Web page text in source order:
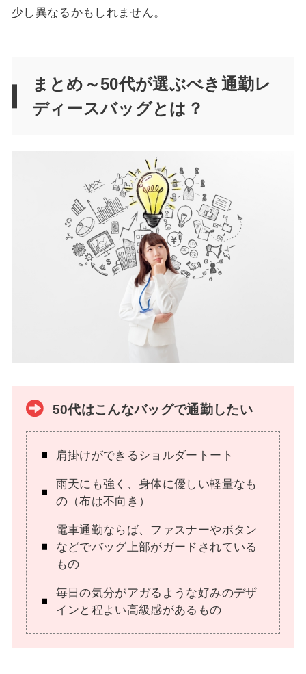
少し異なるかもしれません。
まとめ～50代が選ぶべき通勤レ
ディースバッグとは？
50代はこんなバッグで通勤したい
肩掛けができるショルダートート
雨天にも強く、身体に優しい軽量なも
の（布は不向き）
電車通勤ならば、ファスナーやボタン
などでバッグ上部がガードされている
もの
毎日の気分がアガるような好みのデザ
インと程よい高級感があるもの